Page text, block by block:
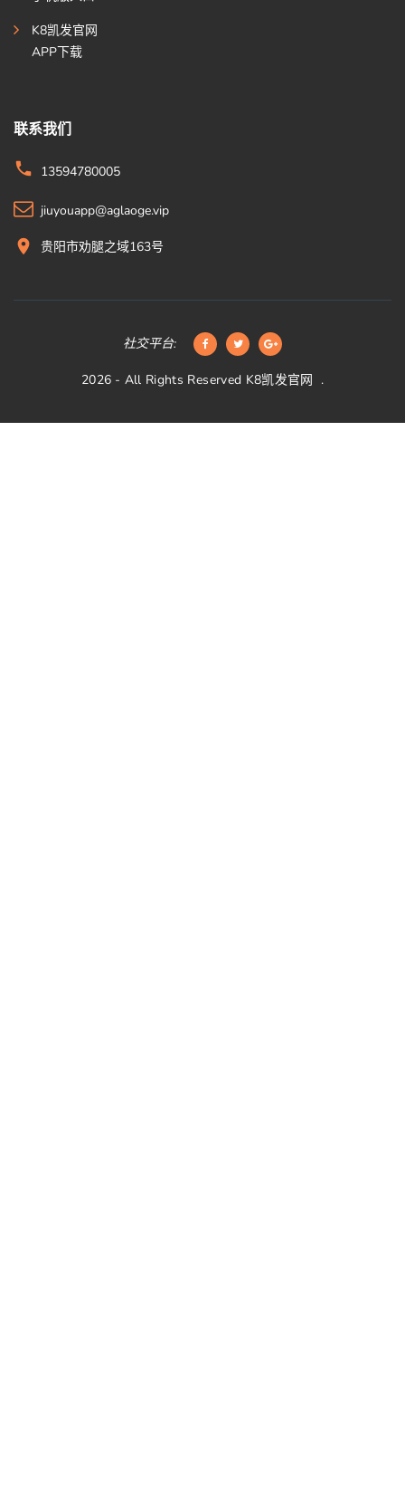
K8凯发官网
APP下载
联系我们
13594780005
jiuyouapp@aglaoge.vip
贵阳市劝腿之域163号
社交平台:
2026 - All Rights Reserved K8凯发官网 .